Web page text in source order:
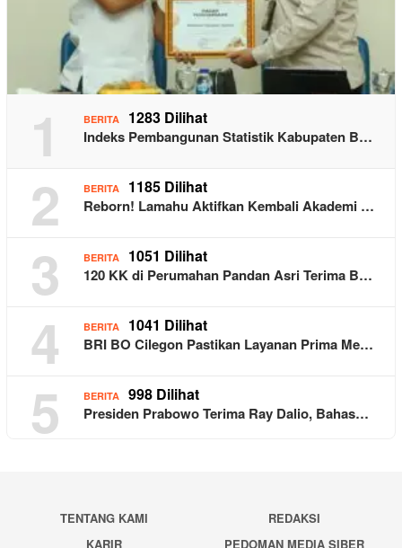
1 BERITA 1283 Dilihat
Indeks Pembangunan Statistik Kabupaten B…
2 BERITA 1185 Dilihat
Reborn! Lamahu Aktifkan Kembali Akademi …
3 BERITA 1051 Dilihat
120 KK di Perumahan Pandan Asri Terima B…
4 BERITA 1041 Dilihat
BRI BO Cilegon Pastikan Layanan Prima Me…
5 BERITA 998 Dilihat
Presiden Prabowo Terima Ray Dalio, Bahas…
TENTANG KAMI
REDAKSI
KARIR
PEDOMAN MEDIA SIBER